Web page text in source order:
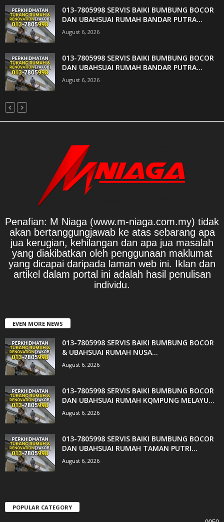
013-7805998 SERVIS BAIKI BUMBUNG BOCOR
DAN UBAHSUAI RUMAH BANDAR PUTRA...
August 6, 2026
013-7805998 SERVIS BAIKI BUMBUNG BOCOR
DAN UBAHSUAI RUMAH BANDAR PUTRA...
August 6, 2026
Penafian: M Niaga (www.m-niaga.com.my) tidak
akan bertanggungjawab ke atas sebarang apa
jua kerugian, kehilangan dan apa jua masalah
yang diakibatkan oleh penggunaan maklumat
yang dicapai daripada laman web ini. Iklan dan
artikel dalam portal ini adalah hasil penulisan
individu.
EVEN MORE NEWS
013-7805998 SERVIS BAIKI BUMBUNG BOCOR
& UBAHSUAI RUMAH NUSA...
August 6, 2026
013-7805998 SERVIS BAIKI BUMBUNG BOCOR
DAN UBAHSUAI RUMAH KQMPUNG MELAYU...
August 6, 2026
013-7805998 SERVIS BAIKI BUMBUNG BOCOR
DAN UBAHSUAI RUMAH TAMAN PUTRI...
August 6, 2026
POPULAR CATEGORY